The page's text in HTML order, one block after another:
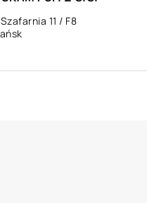
11 / F8